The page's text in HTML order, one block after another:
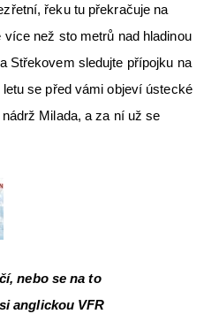
řeku tu překračuje na
než sto metrů nad hladinou
Střekovem sledujte přípojku na
se před vámi objeví ústecké
Milada, a za ní už se
nebo se na to
anglickou VFR